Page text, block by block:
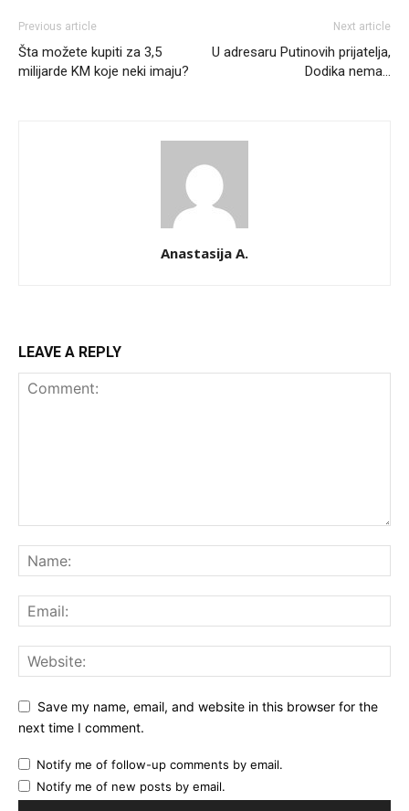
Previous article
Šta možete kupiti za 3,5
milijarde KM koje neki imaju?
Next article
U adresaru Putinovih prijatelja,
Dodika nema…
Anastasija A.
LEAVE A REPLY
Save my name, email, and website in this browser for the
next time I comment.
Notify me of follow-up comments by email.
Notify me of new posts by email.